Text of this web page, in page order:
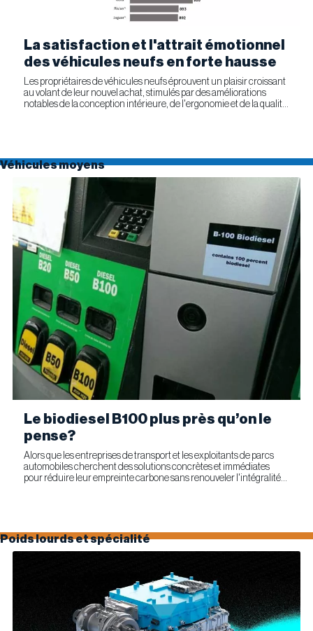
La satisfaction et l'attrait émotionnel
des véhicules neufs en forte hausse
Les propriétaires de véhicules neufs éprouvent un plaisir croissant
au volant de leur nouvel achat, stimulés par des améliorations
notables de la conception intérieure, de l'ergonomie et de la qualité
Véhicules moyens
Le biodiesel B100 plus près qu’on le
pense?
Alors que les entreprises de transport et les exploitants de parcs
automobiles cherchent des solutions concrètes et immédiates
pour réduire leur empreinte carbone sans renouveler l'intégralité
Poids lourds et spécialité